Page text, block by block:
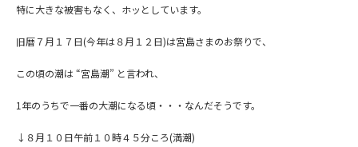
特に大きな被害もなく、ホッとしています。
旧暦７月１７日(今年は８月１２日)は宮島さまのお祭りで、
この頃の潮は “宮島潮” と言われ、
1年のうちで一番の大潮になる頃・・・なんだそうです。
↓８月１０日午前１０時４５分ころ(満潮)